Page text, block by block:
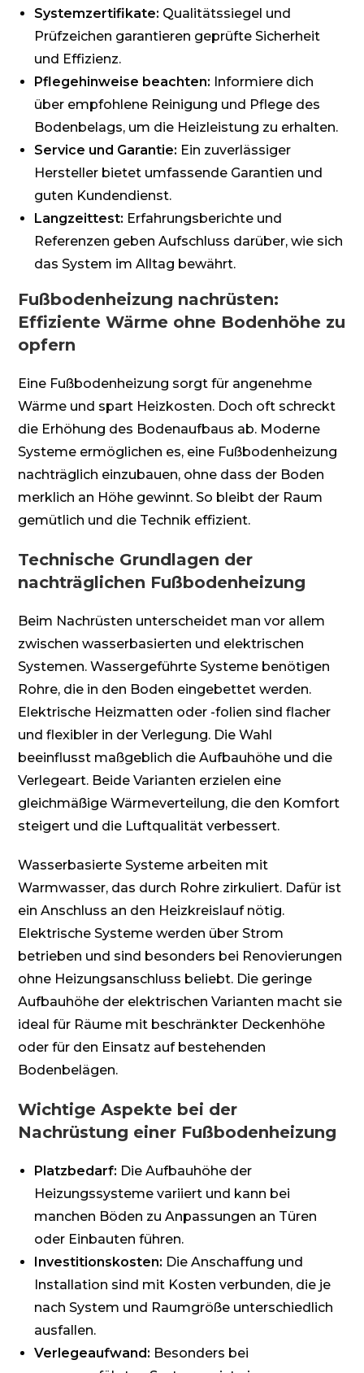
Systemzertifikate: Qualitätssiegel und
Prüfzeichen garantieren geprüfte Sicherheit
und Effizienz.
Pflegehinweise beachten: Informiere dich
über empfohlene Reinigung und Pflege des
Bodenbelags, um die Heizleistung zu erhalten.
Service und Garantie: Ein zuverlässiger
Hersteller bietet umfassende Garantien und
guten Kundendienst.
Langzeittest: Erfahrungsberichte und
Referenzen geben Aufschluss darüber, wie sich
das System im Alltag bewährt.
Fußbodenheizung nachrüsten:
Effiziente Wärme ohne Bodenhöhe zu
opfern
Eine Fußbodenheizung sorgt für angenehme
Wärme und spart Heizkosten. Doch oft schreckt
die Erhöhung des Bodenaufbaus ab. Moderne
Systeme ermöglichen es, eine Fußbodenheizung
nachträglich einzubauen, ohne dass der Boden
merklich an Höhe gewinnt. So bleibt der Raum
gemütlich und die Technik effizient.
Technische Grundlagen der
nachträglichen Fußbodenheizung
Beim Nachrüsten unterscheidet man vor allem
zwischen wasserbasierten und elektrischen
Systemen. Wassergeführte Systeme benötigen
Rohre, die in den Boden eingebettet werden.
Elektrische Heizmatten oder -folien sind flacher
und flexibler in der Verlegung. Die Wahl
beeinflusst maßgeblich die Aufbauhöhe und die
Verlegeart. Beide Varianten erzielen eine
gleichmäßige Wärmeverteilung, die den Komfort
steigert und die Luftqualität verbessert.
Wasserbasierte Systeme arbeiten mit
Warmwasser, das durch Rohre zirkuliert. Dafür ist
ein Anschluss an den Heizkreislauf nötig.
Elektrische Systeme werden über Strom
betrieben und sind besonders bei Renovierungen
ohne Heizungsanschluss beliebt. Die geringe
Aufbauhöhe der elektrischen Varianten macht sie
ideal für Räume mit beschränkter Deckenhöhe
oder für den Einsatz auf bestehenden
Bodenbelägen.
Wichtige Aspekte bei der
Nachrüstung einer Fußbodenheizung
Platzbedarf: Die Aufbauhöhe der
Heizungssysteme variiert und kann bei
manchen Böden zu Anpassungen an Türen
oder Einbauten führen.
Investitionskosten: Die Anschaffung und
Installation sind mit Kosten verbunden, die je
nach System und Raumgröße unterschiedlich
ausfallen.
Verlegeaufwand: Besonders bei